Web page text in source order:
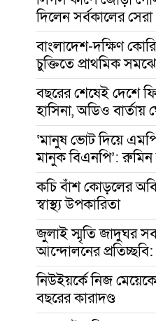
দিলেন সর্বকালের সেরা
বাংলাদেশ-দক্ষিণ
চুক্তিতে প্রাথমিক
বছরের শেষেই দেশে
হাসিনা, অডিও বার্তায়
‘মানুষ ভোট দিয়ে
মানুক বিএনপি’: রুমিন
কচি বাঁশ কোড়লের
স্বাস্থ্য উপকারিতা
জুলাই স্মৃতি জাদুঘর সব
আন্দোলনের প্রতিচ্ছবি:
নিউইয়র্কে নিজ
বছরের কারাদণ্ড